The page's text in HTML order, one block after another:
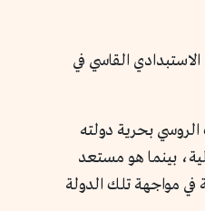
القاسي في
بحرية دولته
بينما هو مستعد
في مواجهة تلك الدولة